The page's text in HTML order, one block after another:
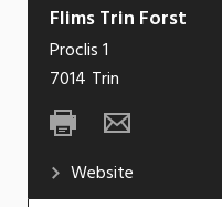
Flims Trin Forst
Proclis 1
7014 Trin
Website